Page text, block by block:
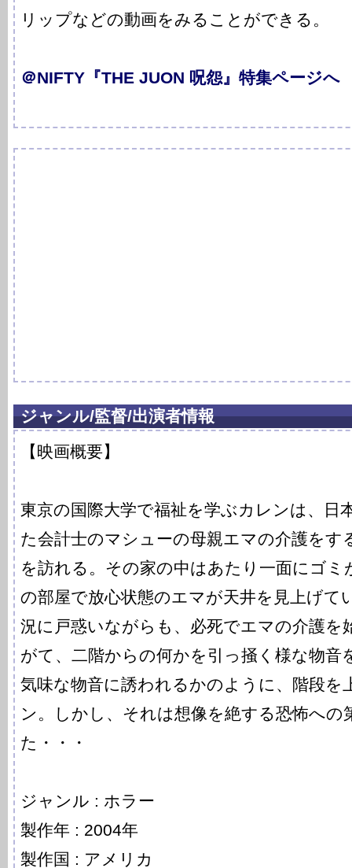
リップなどの動画をみることができる。
＠NIFTY『THE JUON 呪怨』特集ページへ
ジャンル/監督/出演者情報
【映画概要】
東京の国際大学で福祉を学ぶカレンは、日
た会計士のマシューの母親エマの介護をす
を訪れる。その家の中はあたり一面にゴミ
の部屋で放心状態のエマが天井を見上げて
況に戸惑いながらも、必死でエマの介護を
がて、二階からの何かを引っ掻く様な物音
気味な物音に誘われるかのように、階段を
ン。しかし、それは想像を絶する恐怖への
た・・・
ジャンル : ホラー
製作年 : 2004年
製作国 : アメリカ